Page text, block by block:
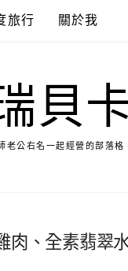
旅行 關於我
貝
老公右名一起經營的部落格
肉、全素翡翠